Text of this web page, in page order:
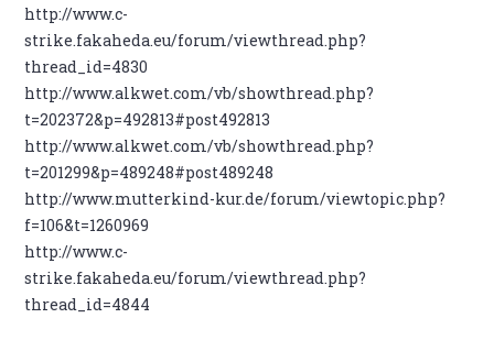
http://www.c-
strike.fakaheda.eu/forum/viewthread.php?
thread_id=4830
http://www.alkwet.com/vb/showthread.php?
t=202372&p=492813#post492813
http://www.alkwet.com/vb/showthread.php?
t=201299&p=489248#post489248
http://www.mutterkind-kur.de/forum/viewtopic.php?
f=106&t=1260969
http://www.c-
strike.fakaheda.eu/forum/viewthread.php?
thread_id=4844